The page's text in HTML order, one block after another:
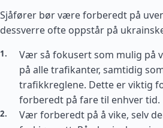
Sjåfører bør være forberedt på
dessverre ofte oppstår på
Vær så fokusert som mulig på
på alle trafikanter, samtidig
trafikkreglene. Dette er viktig
forberedt på fare til enhver tid.
Vær forberedt på å vike, selv